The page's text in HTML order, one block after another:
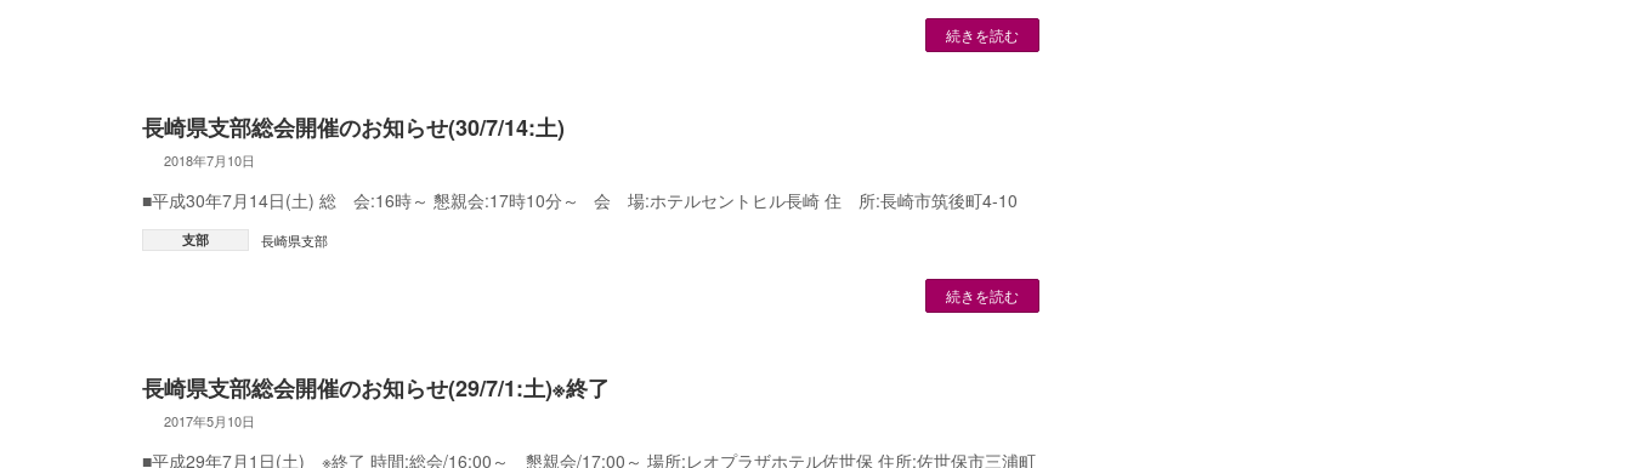
続きを読む
長崎県支部総会開催のお知らせ(30/7/14:土)
2018年7月10日
■平成30年7月14日(土) 総 会:16時～ 懇親会:17時10分～ 会 場:ホテルセントヒル長崎 住 所:長崎市筑後町4-10
支部 長崎県支部
続きを読む
長崎県支部総会開催のお知らせ(29/7/1:土)※終了
2017年5月10日
■平成29年7月1日(土) ※終了 時間:総会/16:00～ 懇親会/17:00～ 場所:レオプラザホテル佐世保 住所:佐世保市三浦町